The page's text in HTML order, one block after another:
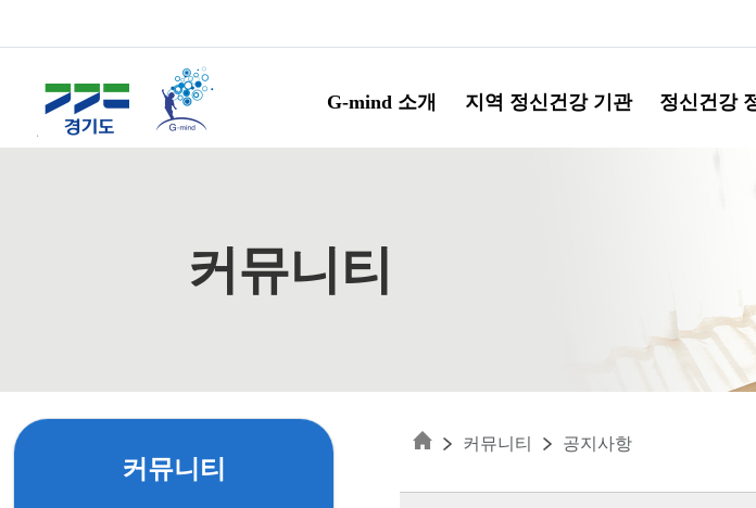
G-mind 소개 지역 정신건강 기관 정신건강
커뮤니티
커뮤니티
커뮤니티 공지사항